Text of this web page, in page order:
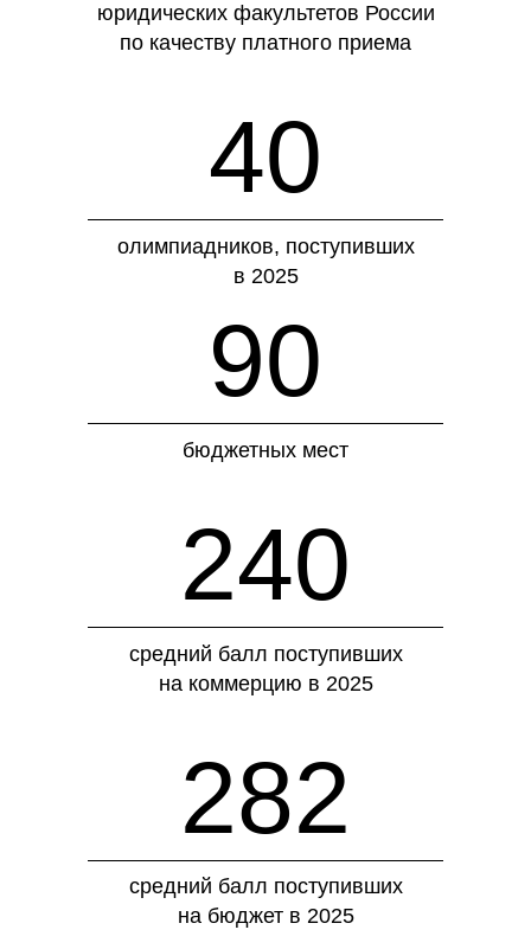
бюджетных мест
90
240
средний балл поступивших
на коммерцию в 2025
282
средний балл поступивших
на бюджет в 2025
юридических факультетов России
по качеству платного приема
40
олимпиадников, поступивших
в 2025
об уникальном подходе
к обучению, который
не имеет аналогов?
Регистрируйтесь на День
открытых дверей
Юридического факультета!